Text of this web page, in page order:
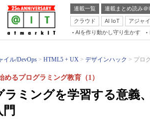
連載一覧 連載まとめ読み
クラウド
AI IoT アジャ
AIを作り動かし守り生かす
イル/DevOps HTML5 + UX デザインハック プロ
ラミングを学習する意義
めるプログラミング教育（1）